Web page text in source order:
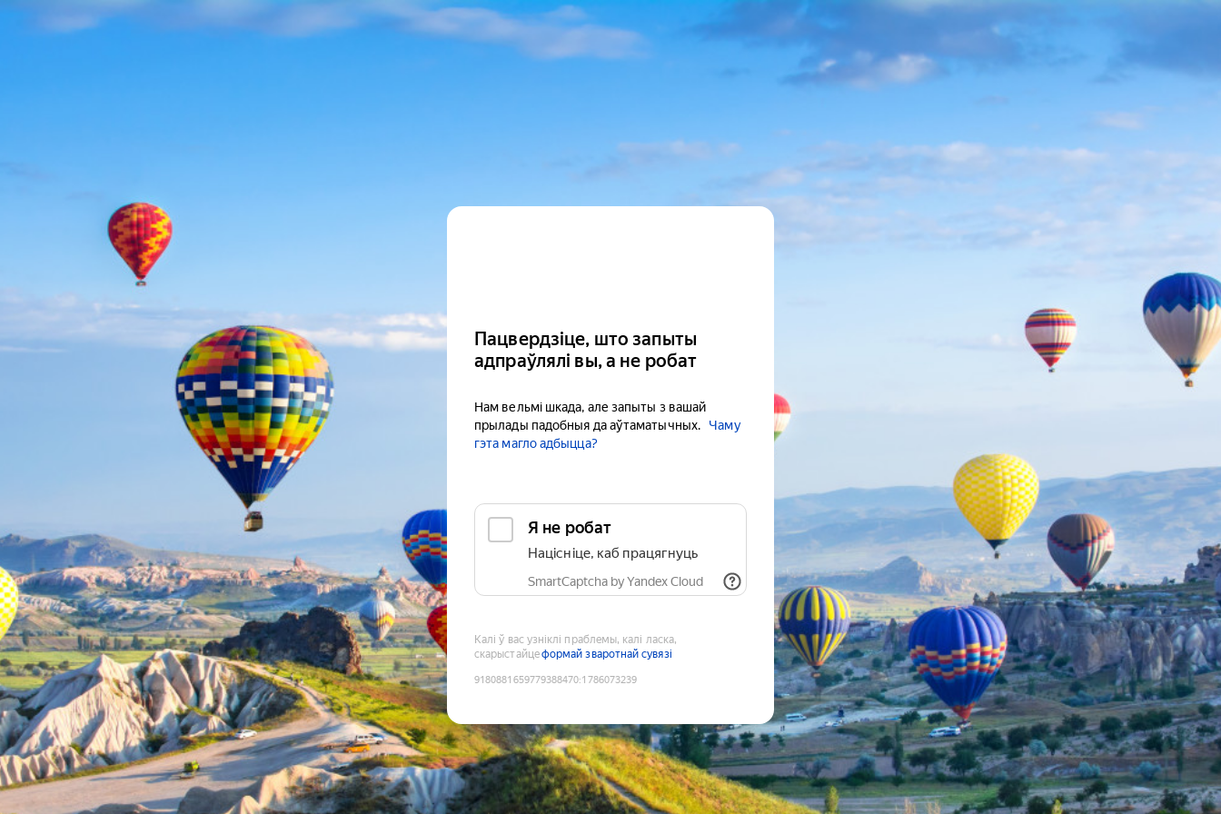
Пацвердзіце, што запыты
адпраўлялі вы, а не робат
Нам вельмі шкада, але запыты з вашай
прылады падобныя да аўтаматычных.
Чаму
гэта магло адбыцца?
Я не робат
Націсніце, каб працягнуць
SmartCaptcha by Yandex Cloud
Калі ў вас узніклі праблемы, калі ласка,
скарыстайцеформай зваротнай сувязі
9180881659779388470:1786073239